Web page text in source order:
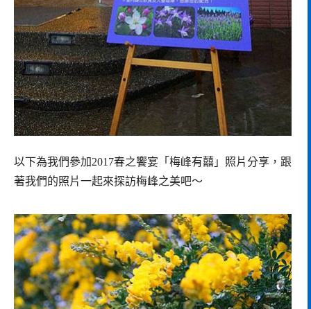
以下為我們參加2017春之饗宴「梅峰有囍」照片分享，跟
著我們的照片一起來探訪梅峰之美吧～